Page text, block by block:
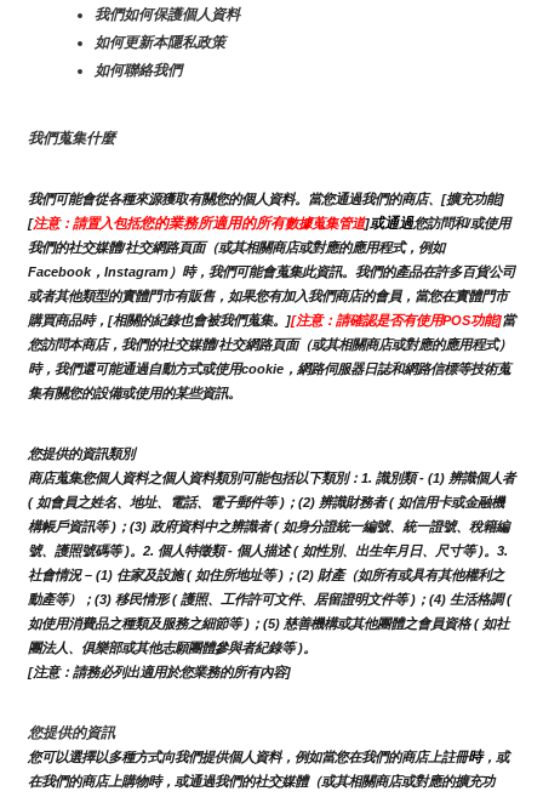
我們如何保護個人資料
如何更新本隱私政策
如何聯絡我們
我們蒐集什麼
我們可能會從各種來源獲取有關您的個人資料。當您通過我們的商店、[擴充功能]
[注意：請置入包括您的業務所適用的所有數據蒐集管道]或通過您訪問和/或使用
我們的社交媒體/社交網路頁面（或其相關商店或對應的應用程式，例如
Facebook，Instagram）時，我們可能會蒐集此資訊。我們的產品在許多百貨公司
或者其他類型的實體門市有販售，如果您有加入我們商店的會員，當您在實體門市
購買商品時，[相關的紀錄也會被我們蒐集。][注意：請確認是否有使用POS功能]當
您訪問本商店，我們的社交媒體/社交網路頁面（或其相關商店或對應的應用程式）
時，我們還可能通過自動方式或使用cookie，網路伺服器日誌和網路信標等技術蒐
集有關您的設備或使用的某些資訊。
您提供的資訊類別
商店蒐集您個人資料之個人資料類別可能包括以下類別：1. 識別類 - (1) 辨識個人者
( 如會員之姓名、地址、電話、電子郵件等 )；(2) 辨識財務者 ( 如信用卡或金融機
構帳戶資訊等 )；(3) 政府資料中之辨識者 ( 如身分證統一編號、統一證號、稅籍編
號、護照號碼等 )。2. 個人特徵類 - 個人描述 ( 如性別、出生年月日、尺寸等 )。3.
社會情況 – (1) 住家及設施 ( 如住所地址等 )；(2) 財產（如所有或具有其他權利之
動產等）；(3) 移民情形 ( 護照、工作許可文件、居留證明文件等 )；(4) 生活格調 (
如使用消費品之種類及服務之細節等 )；(5) 慈善機構或其他團體之會員資格 ( 如社
團法人、俱樂部或其他志願團體參與者紀錄等 )。
[注意：請務必列出適用於您業務的所有內容]
您提供的資訊
您可以選擇以多種方式向我們提供個人資料，例如當您在我們的商店上註冊時，或
在我們的商店上購物時，或通過我們的社交媒體（或其相關商店或對應的擴充功